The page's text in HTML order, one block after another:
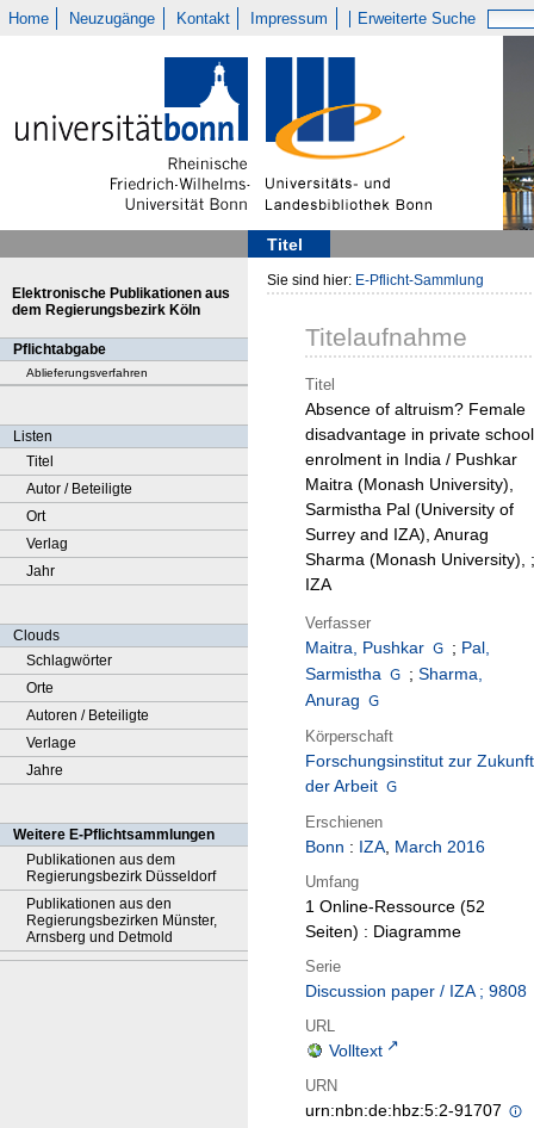
Home Neuzugänge Kontakt Impressum Erweiterte Suche
Titel
Elektronische Publikationen aus
dem Regierungsbezirk Köln
Pflichtabgabe
Ablieferungsverfahren
Listen
Titel
Autor / Beteiligte
Ort
Verlag
Jahr
Clouds
Schlagwörter
Orte
Autoren / Beteiligte
Verlage
Jahre
Weitere E-Pflichtsammlungen
Publikationen aus dem
Regierungsbezirk Düsseldorf
Publikationen aus den
Regierungsbezirken Münster,
Arnsberg und Detmold
Sie sind hier: E-Pflicht-Sammlung
Titelaufnahme
Titel
Absence of altruism? Female
disadvantage in private school
enrolment in India / Pushkar
Maitra (Monash University),
Sarmistha Pal (University of
Surrey and IZA), Anurag
Sharma (Monash University), ;
IZA
Verfasser
Maitra, Pushkar ; Pal,
Sarmistha
; Sharma,
Anurag
Körperschaft
Forschungsinstitut zur Zukunft
der Arbeit
Erschienen
Bonn : IZA, March 2016
Umfang
1 Online-Ressource (52
Seiten) : Diagramme
Serie
Discussion paper / IZA ; 9808
URL
Volltext
URN
urn:nbn:de:hbz:5:2-91707